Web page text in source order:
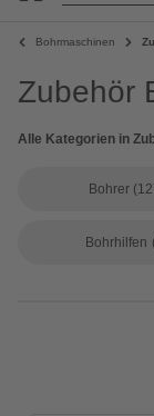
Bohrmaschinen
Zubehör
Alle Kategorien in
Bohrer
Bohrhilfen